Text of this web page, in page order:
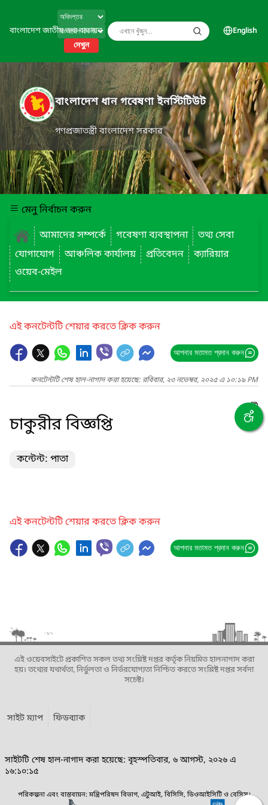
বাংলাদেশ জাতীয় তথ্য বাতায়ন
দেখুন
English
বাংলাদেশ ধান গবেষণা ইনস্টিটিউট
গণপ্রজাতন্ত্রী বাংলাদেশ সরকার
মেনু নির্বাচন করুন
আমাদের সম্পর্কে
গবেষণা ব্যবস্থাপনা
তথ্য সেবা
যোগাযোগ
আঞ্চলিক কার্যালয় প্রতিবেদন
ক্যারিয়ার
ওয়েব-মেইল
এই কনটেন্টটি শেয়ার করতে ক্লিক করুন
আপনার মতামত প্রদান করুন
কনটেন্টটি শেষ হাল-নাগাদ করা হয়েছে: রবিবার, ২৩ নভেম্বর, ২০২৫ এ ১০:১৯ PM
চাকুরীর বিজ্ঞপ্তি
কন্টেন্ট: পাতা
এই কনটেন্টটি শেয়ার করতে ক্লিক করুন
আপনার মতামত প্রদান করুন
এই ওয়েবসাইটে প্রকাশিত সকল তথ্য সংশ্লিষ্ট দপ্তর কর্তৃক নিয়মিত হালনাগাদ করা
হয়। তথ্যের যথার্থতা, নির্ভুলতা ও নির্ভরযোগ্যতা নিশ্চিত করতে সংশ্লিষ্ট দপ্তর সর্বদা
সচেষ্ট।
সাইট ম্যাপ ফিডব্যাক
সাইটটি শেষ হাল-নাগাদ করা হয়েছে: বৃহস্পতিবার, ৬ আগস্ট, ২০২৬ এ
১৬:১০:১৫
পরিকল্পনা এবং বাস্তবায়ন: মন্ত্রিপরিষদ বিভাগ, এটুআই, বিসিসি, ডিওআইসিটি ও বেসিস।